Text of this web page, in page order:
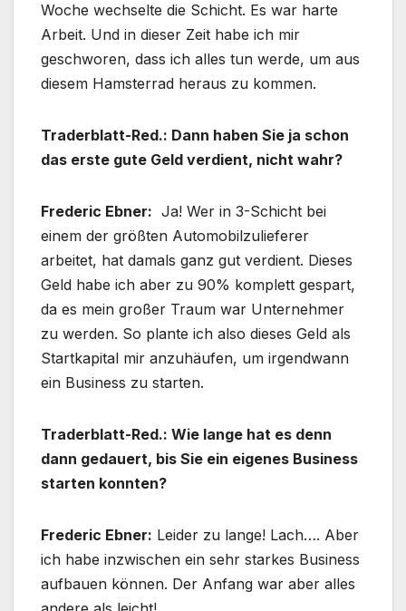
Woche wechselte die Schicht. Es war harte
Arbeit. Und in dieser Zeit habe ich mir
geschworen, dass ich alles tun werde, um aus
diesem Hamsterrad heraus zu kommen.
Traderblatt-Red.: Dann haben Sie ja schon
das erste gute Geld verdient, nicht wahr?
Frederic Ebner: Ja! Wer in 3-Schicht bei
einem der größten Automobilzulieferer
arbeitet, hat damals ganz gut verdient. Dieses
Geld habe ich aber zu 90% komplett gespart,
da es mein großer Traum war Unternehmer
zu werden. So plante ich also dieses Geld als
Startkapital mir anzuhäufen, um irgendwann
ein Business zu starten.
Traderblatt-Red.: Wie lange hat es denn
dann gedauert, bis Sie ein eigenes Business
starten konnten?
Frederic Ebner: Leider zu lange! Lach…. Aber
ich habe inzwischen ein sehr starkes Business
aufbauen können. Der Anfang war aber alles